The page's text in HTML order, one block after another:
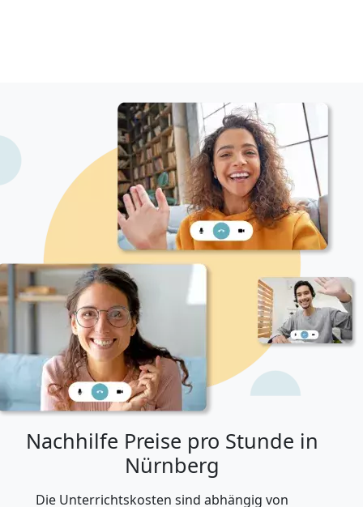
Nachhilfe Preise pro Stunde in
Nürnberg
Die Unterrichtskosten sind abhängig von